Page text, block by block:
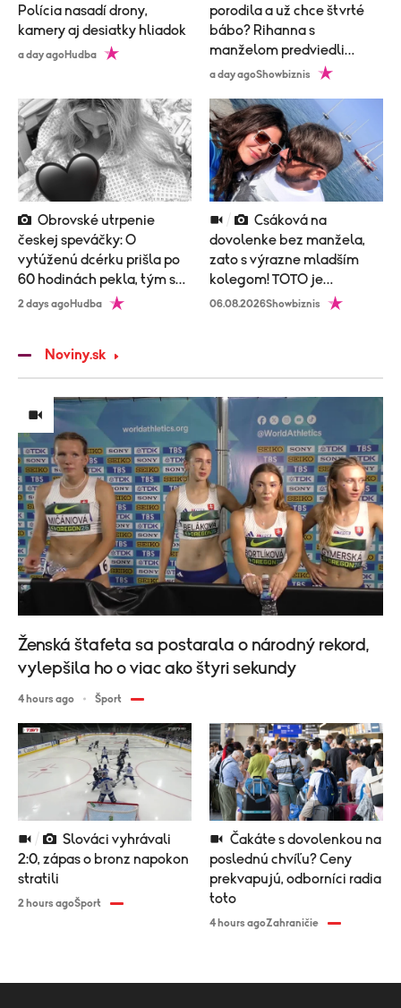
Polícia nasadí drony,
kamery aj desiatky hliadok
a day agoHudba
porodila a už chce štvrté
bábo? Rihanna s
manželom predviedli
poriadne nemravný tanec!
a day agoShowbiznis
českej speváčky: O
vytúženú dcérku prišla po
60 hodinách pekla, tým sa
to neskončilo
2 days agoHudba
dovolenke bez manžela,
zato s výrazne mladším
kolegom! TOTO je
vysvetlenie!
06.08.2026Showbiznis
Noviny.sk
2:0, zápas o bronz napokon
stratili
2 hours agoŠport
poslednú chvíľu? Ceny
prekvapujú, odborníci radia
toto
4 hours agoZahraničie
Ženská štafeta sa postarala o národný rekord,
vylepšila ho o viac ako štyri sekundy
4 hours ago Šport